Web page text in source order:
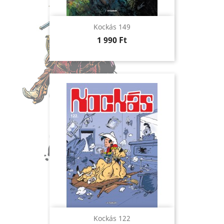
Kockás 149
Ár
1 990 Ft
Kockás 122